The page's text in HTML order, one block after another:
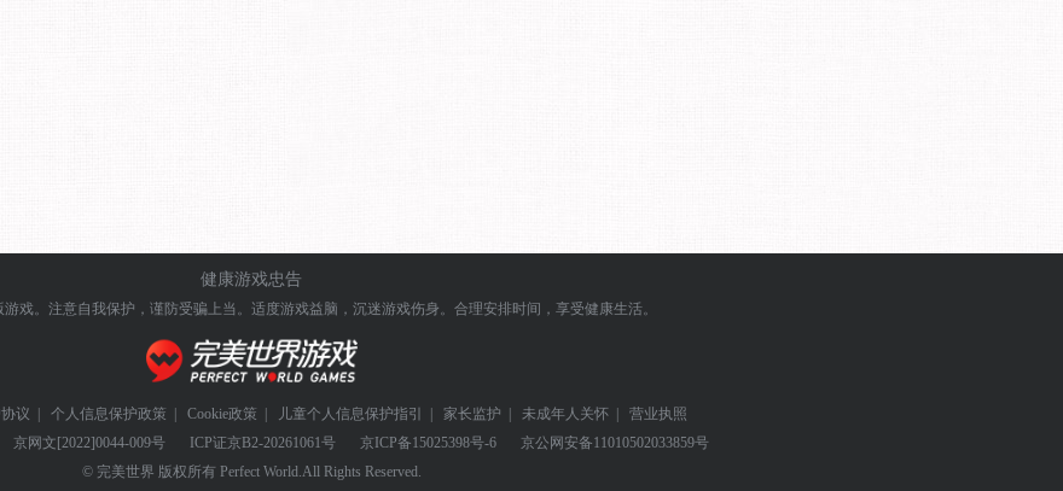
健康游戏忠告
戏。注意自我保护，谨防受骗上当。 适度游戏益脑，沉迷游戏伤身。合理安排时间，享受健康生活。
议 | 个人信息保护政策 | Cookie政策 | 儿童个人信息保护指引 | 家长监护 | 未成年人关怀 |
营业执照
京网文[2022]0044-009号 ICP证京B2-20261061号 京ICP备15025398号-6 京公网安备11010502033859号
© 完美世界 版权所有 Perfect World.All Rights Reserved.